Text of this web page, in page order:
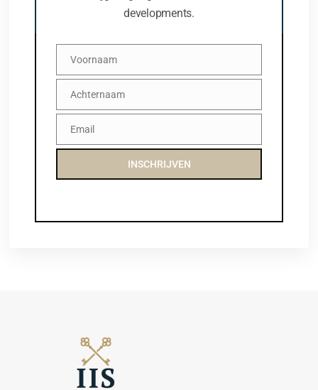
developments.
Voornaam
Voornaam
Achternaam
Achternaam
EmailEmail
INSCHRIJVEN